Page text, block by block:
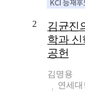
2
김균진
학과 신
공헌
김명용
연세